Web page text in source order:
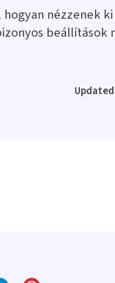
nézzenek ki
beállítások